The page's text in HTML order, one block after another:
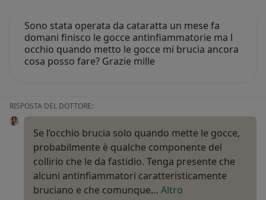
Sono stata operata da cataratta un mese fa
domani finisco le gocce antinfiammatorie ma l
occhio quando metto le gocce mi brucia ancora
cosa posso fare? Grazie mille
RISPOSTA DEL DOTTORE:
Se l’occhio brucia solo quando mette le gocce,
probabilmente è qualche componente del
collirio che le da fastidio. Tenga presente che
alcuni antinfiammatori caratteristicamente
bruciano e che comunque… Altro